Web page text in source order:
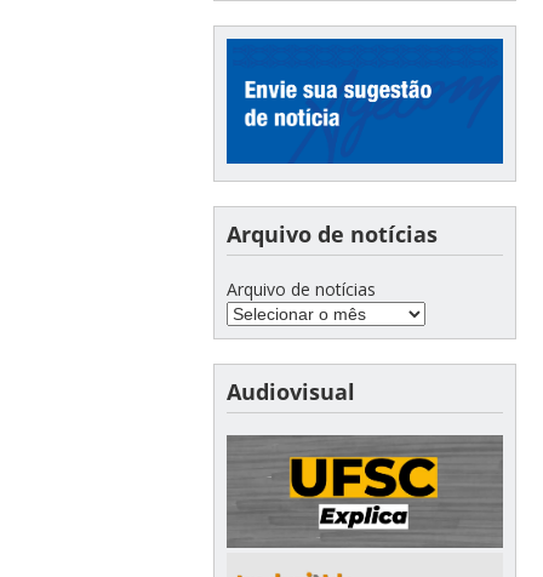
Arquivo de notícias
Arquivo de notícias
Audiovisual